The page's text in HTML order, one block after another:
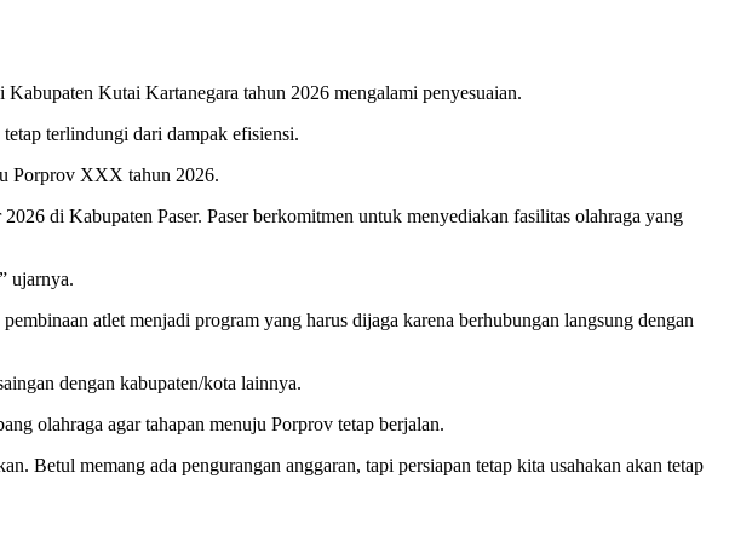
Kutai Kartanegara tahun 2026 mengalami penyesuaian.
terlindungi dari dampak efisiensi.
Porprov XXX tahun 2026.
di Kabupaten Paser. Paser berkomitmen untuk menyediakan fasilitas olahraga yang
ujarnya.
atlet menjadi program yang harus dijaga karena berhubungan langsung dengan
dengan kabupaten/kota lainnya.
olahraga agar tahapan menuju Porprov tetap berjalan.
Betul memang ada pengurangan anggaran, tapi persiapan tetap kita usahakan akan tetap